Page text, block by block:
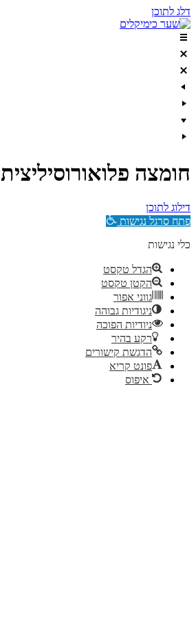
דלג לתוכן
חומצה פלואורוסיליצית 40%
דילוג לתוכן
פתח סרגל נגישות
כלי נגישות
הגדל טקסט
הקטן טקסט
גווני אפור
ניגודיות גבוהה
ניודיות הפוכה
רקע בהיר
הדגשת קישורים
פונט קריא
איפוס